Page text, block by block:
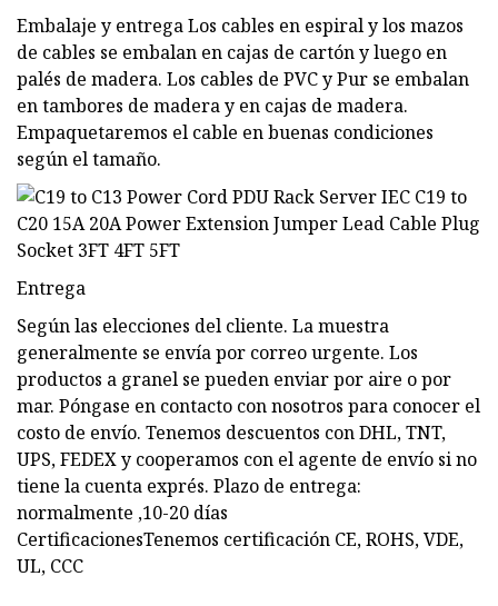
Embalaje y entrega Los cables en espiral y los mazos
de cables se embalan en cajas de cartón y luego en
palés de madera. Los cables de PVC y Pur se embalan
en tambores de madera y en cajas de madera.
Empaquetaremos el cable en buenas condiciones
según el tamaño.
Entrega
Según las elecciones del cliente. La muestra
generalmente se envía por correo urgente. Los
productos a granel se pueden enviar por aire o por
mar. Póngase en contacto con nosotros para conocer el
costo de envío. Tenemos descuentos con DHL, TNT,
UPS, FEDEX y cooperamos con el agente de envío si no
tiene la cuenta exprés. Plazo de entrega:
normalmente ,10-20 días
CertificacionesTenemos certificación CE, ROHS, VDE,
UL, CCC